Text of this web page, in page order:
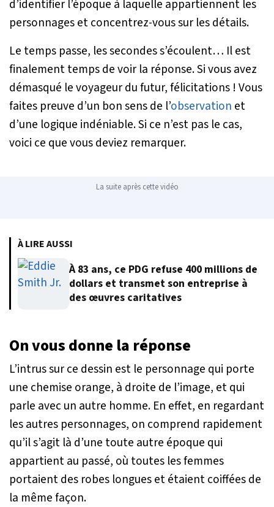
d’identifier l’époque à laquelle appartiennent les
personnages et concentrez-vous sur les détails.
Le temps passe, les secondes s’écoulent… Il est
finalement temps de voir la réponse. Si vous avez
démasqué le voyageur du futur, félicitations ! Vous
faites preuve d’un bon sens de l’observation et
d’une logique indéniable. Si ce n’est pas le cas,
voici ce que vous deviez remarquer.
La suite après cette vidéo
À LIRE AUSSI
À 83 ans, ce PDG refuse 400 millions de
dollars et transmet son entreprise à
des œuvres caritatives
On vous donne la réponse
L’intrus sur ce dessin est le personnage qui porte
une chemise orange, à droite de l’image, et qui
parle avec un autre homme. En effet, en regardant
les autres personnages, on comprend rapidement
qu’il s’agit là d’une toute autre époque qui
appartient au passé, où toutes les femmes
portaient des robes longues et étaient coiffées de
la même façon.